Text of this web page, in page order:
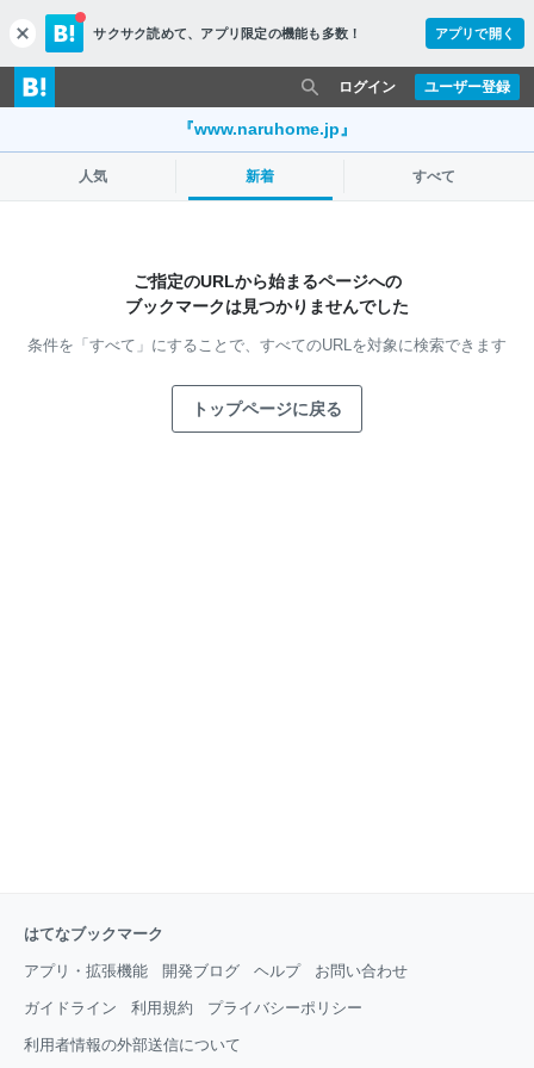
c
l
o
s
サクサク読めて、 アプリ限定の機能も多数！ アプリで開く
ユーザー登録
ログイン
『www.naruhome.jp』
人気 新着 すべて
ご指定のURLから始まるページへの
ブックマークは見つかりませんでした
条件を「すべて」にすることで、 すべてのURLを対象に検索できます
トップページに戻る
はてなブックマーク
アプリ・拡張機能 開発ブログ ヘルプ お問い合わせ
ガイドライン 利用規約 プライバシーポリシー
利用者情報の外部送信について